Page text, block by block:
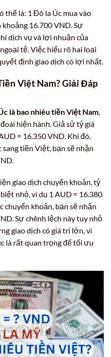
thể là: 1 Đô la Úc mua vào
16.700 VND. Sự
dịch vụ và lợi nhuận của
tệ. Việc hiểu rõ hai loại
định giao dịch có lợi nhất.
Việt Nam? Giải Đáp
là bao nhiêu tiền Việt Nam
hiện hành. Giả sử tỷ giá
= 16.350 VND. Khi đó,
tiền Việt, bạn sẽ nhận
giao dịch chuyển khoản, tỷ
nhỏ, ví dụ 1 AUD = 16.380
chuyển khoản, bạn sẽ nhận
Sự chênh lệch này tuy nhỏ
giao dịch có giá trị lớn, vì
là rất quan trọng để tối ưu